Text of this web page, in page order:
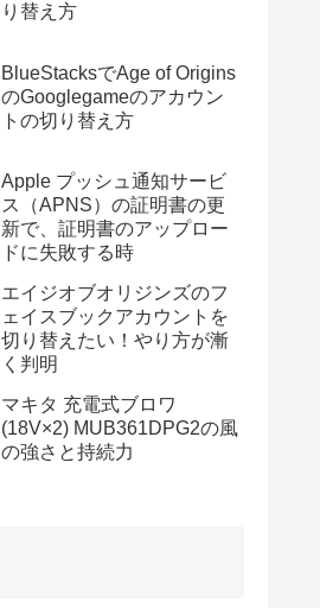
り替え方
BlueStacksでAge of Origins
のGooglegameのアカウン
トの切り替え方
Apple プッシュ通知サービ
ス（APNS）の証明書の更
新で、証明書のアップロー
ドに失敗する時
エイジオブオリジンズのフ
ェイスブックアカウントを
切り替えたい！やり方が漸
く判明
マキタ 充電式ブロワ
(18V×2) MUB361DPG2の風
の強さと持続力